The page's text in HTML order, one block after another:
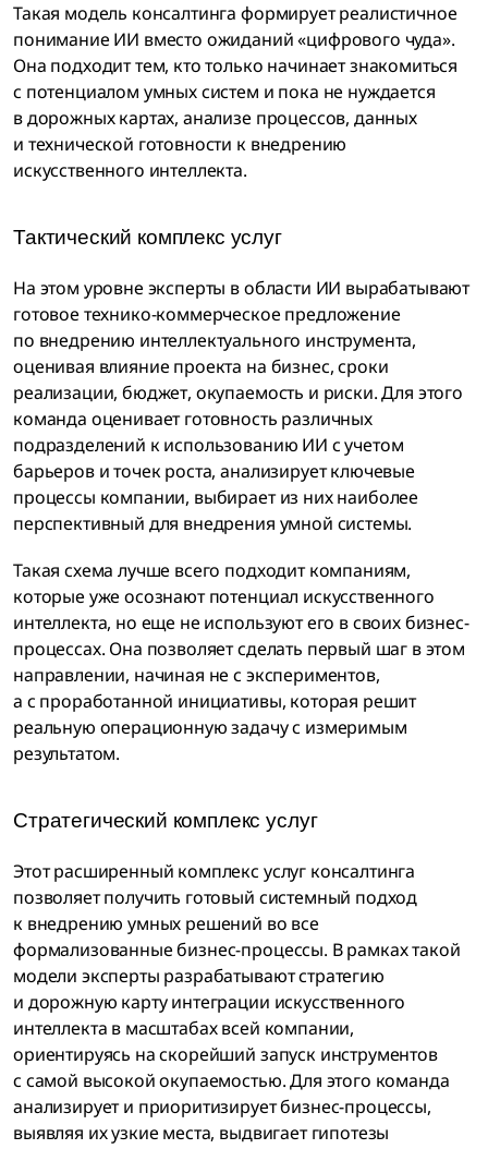
Такая модель консалтинга формирует реалистичное
понимание ИИ вместо ожиданий «цифрового чуда».
Она подходит тем, кто только начинает знакомиться
с потенциалом умных систем и пока не нуждается
в дорожных картах, анализе процессов, данных
и технической готовности к внедрению
искусственного интеллекта.
Тактический комплекс услуг
На этом уровне эксперты в области ИИ вырабатывают
готовое технико-коммерческое предложение
по внедрению интеллектуального инструмента,
оценивая влияние проекта на бизнес, сроки
реализации, бюджет, окупаемость и риски. Для этого
команда оценивает готовность различных
подразделений к использованию ИИ с учетом
барьеров и точек роста, анализирует ключевые
процессы компании, выбирает из них наиболее
перспективный для внедрения умной системы.
Такая схема лучше всего подходит компаниям,
которые уже осознают потенциал искусственного
интеллекта, но еще не используют его в своих бизнес-
процессах. Она позволяет сделать первый шаг в этом
направлении, начиная не с экспериментов,
а с проработанной инициативы, которая решит
реальную операционную задачу с измеримым
результатом.
Стратегический комплекс услуг
Этот расширенный комплекс услуг консалтинга
позволяет получить готовый системный подход
к внедрению умных решений во все
формализованные бизнес-процессы. В рамках такой
модели эксперты разрабатывают стратегию
и дорожную карту интеграции искусственного
интеллекта в масштабах всей компании,
ориентируясь на скорейший запуск инструментов
с самой высокой окупаемостью. Для этого команда
анализирует и приоритизирует бизнес-процессы,
выявляя их узкие места, выдвигает гипотезы